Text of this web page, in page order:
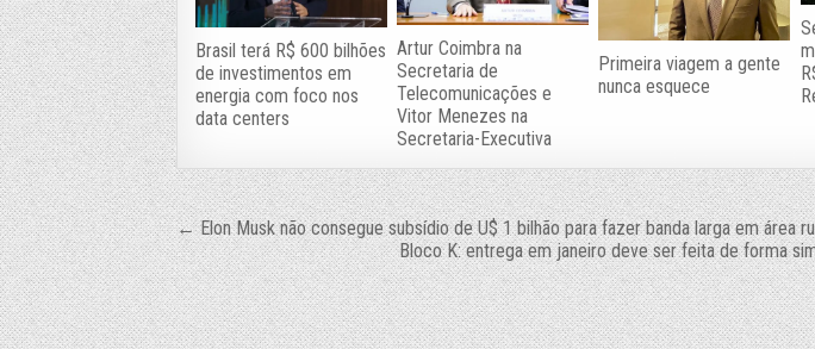
Brasil terá R$ 600 bilhões
de investimentos em
energia com foco nos
data centers
Artur Coimbra na
Secretaria de
Telecomunicações e
Vitor Menezes na
Secretaria-Executiva
Primeira viagem a gente
nunca esquece
Navegação
de
Post
← Elon Musk não consegue subsídio de U$ 1 bilhão para fazer banda larga em área
Bloco K: entrega em janeiro deve ser feita de forma